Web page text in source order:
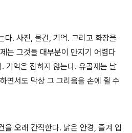
다. 사진, 물건, 기억. 그리고 화장을
는 그것들 대부분이 만지기 어렵다
기억은 잡히지 않는다. 유골재는 날
면서도 막상 그 그리움을 손에 쥘 수
을 오래 간직한다. 낡은 안경, 즐겨 입